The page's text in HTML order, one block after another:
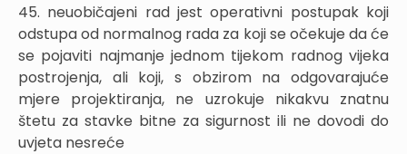
45. neuobičajeni rad jest operativni postupak koji
odstupa od normalnog rada za koji se očekuje da će
se pojaviti najmanje jednom tijekom radnog vijeka
postrojenja, ali koji, s obzirom na odgovarajuće
mjere projektiranja, ne uzrokuje nikakvu znatnu
štetu za stavke bitne za sigurnost ili ne dovodi do
uvjeta nesreće